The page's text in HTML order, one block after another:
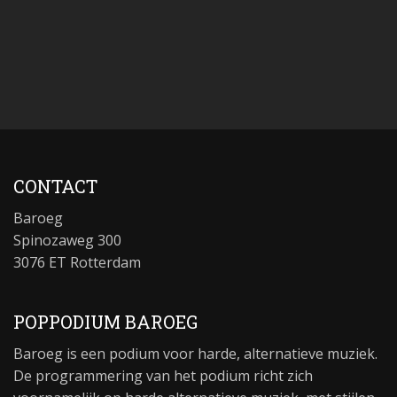
CONTACT
Baroeg
Spinozaweg 300
3076 ET Rotterdam
POPPODIUM BAROEG
Baroeg is een podium voor harde, alternatieve muziek.
De programmering van het podium richt zich